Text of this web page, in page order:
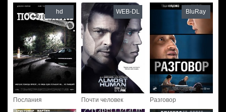
Послания
hd
Почти человек
WEB-DL
Разговор
BluRay